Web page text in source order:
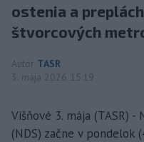
ostenia a
štvorcových
Autor TASR
3. mája 2026 15:19
Višňové 3. mája (TASR)
(NDS) začne v pondelok